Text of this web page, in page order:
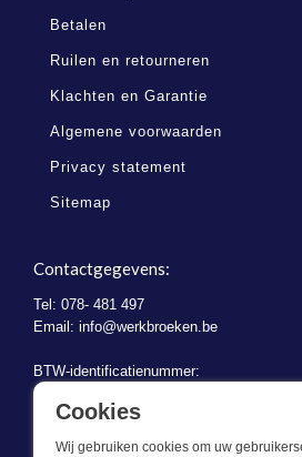
Betalen
Ruilen en retourneren
Klachten en Garantie
Algemene voorwaarden
Privacy statement
Sitemap
Contactgegevens:
Tel: 078- 481 497
Email: info@werkbroeken.be
BTW-identificatienummer:
BE 0721.730.280
Cookies
Wij gebruiken cookies om uw